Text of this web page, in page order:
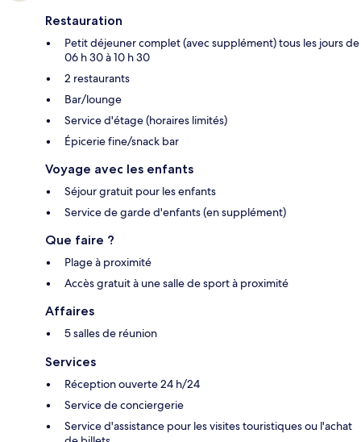
Restauration
Petit déjeuner complet (avec supplément) tous les jours de
06 h 30 à 10 h 30
2 restaurants
Bar/lounge
Service d'étage (horaires limités)
Épicerie fine/snack bar
Voyage avec les enfants
Séjour gratuit pour les enfants
Service de garde d'enfants (en supplément)
Que faire ?
Plage à proximité
Accès gratuit à une salle de sport à proximité
Affaires
5 salles de réunion
Services
Réception ouverte 24 h/24
Service de conciergerie
Service d'assistance pour les visites touristiques ou l'achat